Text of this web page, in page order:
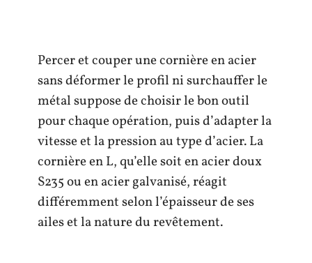
Percer et couper une cornière en acier
sans déformer le profil ni surchauffer le
métal suppose de choisir le bon outil
pour chaque opération, puis d’adapter la
vitesse et la pression au type d’acier. La
cornière en L, qu’elle soit en acier doux
S235 ou en acier galvanisé, réagit
différemment selon l’épaisseur de ses
ailes et la nature du revêtement.